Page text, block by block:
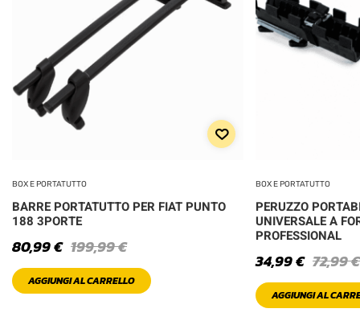
BOX E PORTATUTTO
BARRE PORTATUTTO PER FIAT PUNTO
188 3PORTE
199,99€
80,99€
AGGIUNGI AL CARRELLO
BOX E PORTATUTTO
PERUZZO
UNIVERSALE A
PROFESSIONAL
72,99€
34,99€
AGGIUNGI AL